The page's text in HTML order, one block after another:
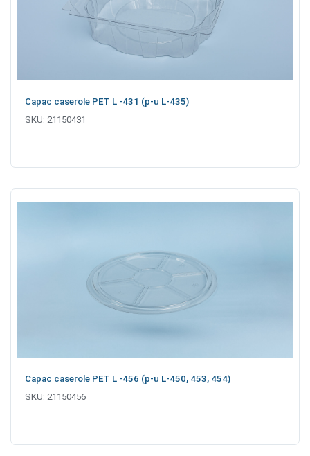
Capac caserole PET L -431 (p-u L-435)
SKU: 21150431
Capac caserole PET L -456 (p-u L-450, 453, 454)
SKU: 21150456